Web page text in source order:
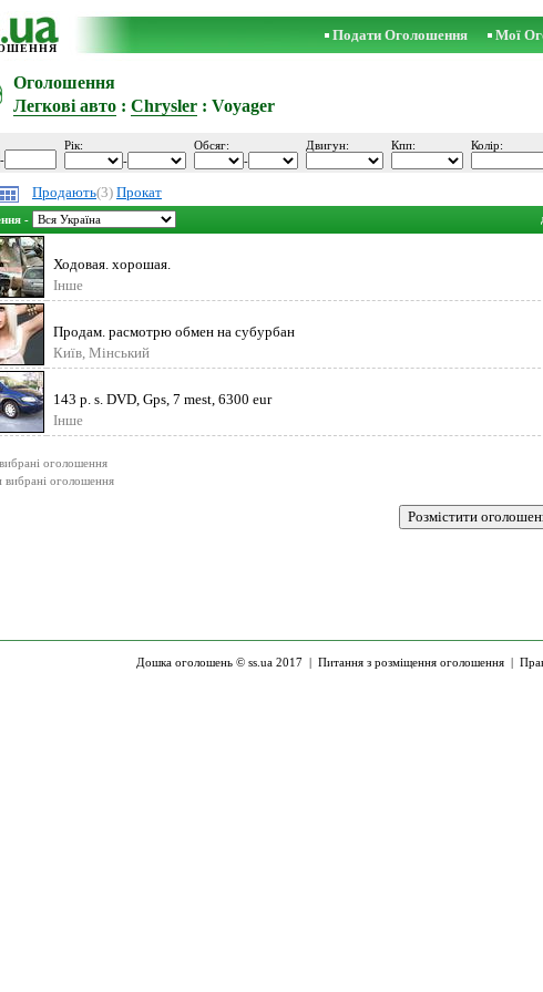
Подати Оголошення Мої
Оголошення
Легкові авто : Chrysler : Voyager
-
Рік:
-
Обсяг:
-
Двигун: Кпп: Колір:
Продають(3) Прокат
-
Ходовая. хорошая.
Інше
Продам. расмотрю обмен на субурбан
Київ, Мінський
143 p. s. DVD, Gps, 7 mest, 6300 eur
Інше
оголошення
вибрані оголошення
Дошка оголошень © ss.ua 2017 | Питання з розміщення оголошення |